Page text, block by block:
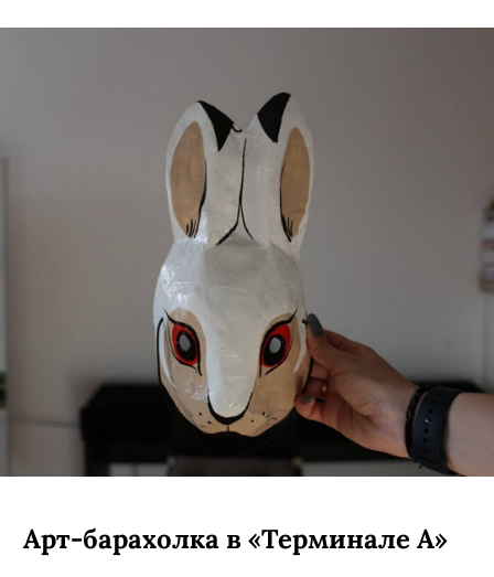
Арт-барахолка в «Терминале А»